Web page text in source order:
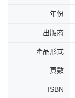
年份
出版商
產品形式
頁數
ISBN